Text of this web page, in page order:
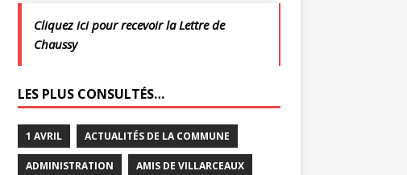
Cliquez ici pour recevoir la Lettre de
Chaussy
LES PLUS CONSULTÉS…
1 AVRIL ACTUALITÉS DE LA COMMUNE
ADMINISTRATION AMIS DE VILLARCEAUX